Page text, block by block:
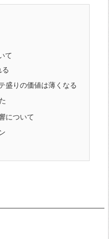
て
盛りの価値は薄くなる
について